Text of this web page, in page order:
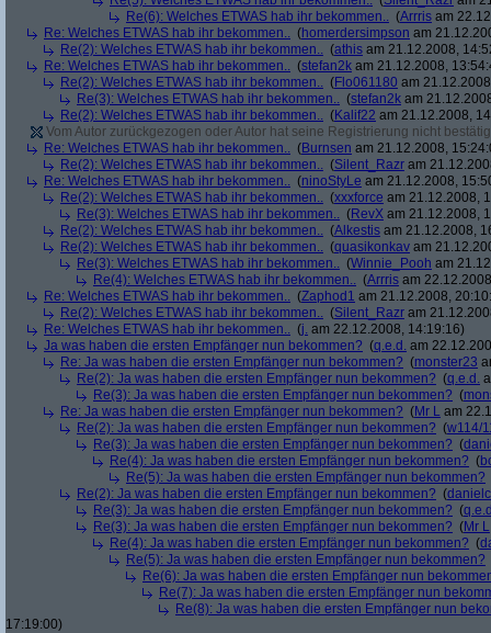
Re(6): Welches ETWAS hab ihr bekommen.. (Arrris am
Re: Welches ETWAS hab ihr bekommen.. (homerdersimpson am
Re(2): Welches ETWAS hab ihr bekommen.. (athis am 21.12.2008,
Re: Welches ETWAS hab ihr bekommen.. (stefan2k am 21.12.2008,
Re(2): Welches ETWAS hab ihr bekommen.. (Flo061180 am
Re(3): Welches ETWAS hab ihr bekommen.. (stefan2k am
Re(2): Welches ETWAS hab ihr bekommen.. (Kalif22 am 21.12.2008,
Vom Autor zurückgezogen oder Autor hat seine Registrierung nicht
Re: Welches ETWAS hab ihr bekommen.. (Burnsen am 21.12.2008,
Re(2): Welches ETWAS hab ihr bekommen.. (Silent_Razr am
Re: Welches ETWAS hab ihr bekommen.. (ninoStyLe am 21.12.2008,
Re(2): Welches ETWAS hab ihr bekommen.. (xxxforce am 21.12.2008,
Re(3): Welches ETWAS hab ihr bekommen.. (RevX am 21.12.2008,
Re(2): Welches ETWAS hab ihr bekommen.. (Alkestis am 21.12.2008,
Re(2): Welches ETWAS hab ihr bekommen.. (quasikonkav am
Re(3): Welches ETWAS hab ihr bekommen.. (Winnie_Pooh am
Re(4): Welches ETWAS hab ihr bekommen.. (Arrris am
Re: Welches ETWAS hab ihr bekommen.. (Zaphod1 am 21.12.2008,
Re(2): Welches ETWAS hab ihr bekommen.. (Silent_Razr am
Re: Welches ETWAS hab ihr bekommen.. (j. am 22.12.2008, 14:19:16)
Ja was haben die ersten Empfänger nun bekommen? (q.e.d. am
Re: Ja was haben die ersten Empfänger nun bekommen? (monster23
Re(2): Ja was haben die ersten Empfänger nun bekommen? (q.e.d.
Re(3): Ja was haben die ersten Empfänger nun bekommen? (
Re: Ja was haben die ersten Empfänger nun bekommen? (Mr L am
Re(2): Ja was haben die ersten Empfänger nun bekommen? (w114/
Re(3): Ja was haben die ersten Empfänger nun bekommen? (
Re(4): Ja was haben die ersten Empfänger nun bekommen? (
Re(5): Ja was haben die ersten Empfänger nun bekommen?
Re(2): Ja was haben die ersten Empfänger nun bekommen? (
Re(3): Ja was haben die ersten Empfänger nun bekommen? (
Re(3): Ja was haben die ersten Empfänger nun bekommen? (Mr L
Re(4): Ja was haben die ersten Empfänger nun bekommen? (
Re(5): Ja was haben die ersten Empfänger nun bekommen?
Re(6): Ja was haben die ersten Empfänger nun
Re(7): Ja was haben die ersten Empfänger nun
Re(8): Ja was haben die ersten Empfänger nun
17:19:00)